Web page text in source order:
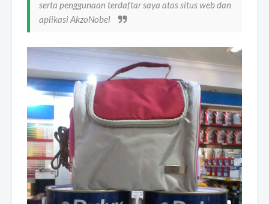
serta penggunaan terdaftar saya atas situs web dan
aplikasi AkzoNobel